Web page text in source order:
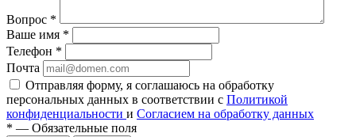
Вопрос *
Ваше имя *
Телефон *
Почта
Отправляя форму, я соглашаюсь на обработку
персональных данных в соответствии с Политикой
конфиденциальности и Согласием на обработку данных
* — Обязательные поля